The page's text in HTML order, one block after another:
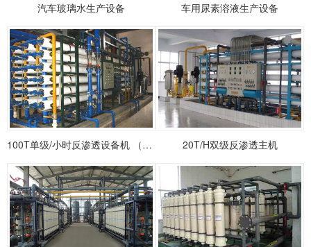
汽车玻璃水生产设备 车用尿素溶液生产设备
100T单级/小时反渗透设备机 （标配） 20T/H双级反渗透主机